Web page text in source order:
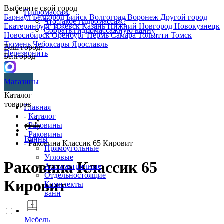
Выберите свой город
БарнаулБелгородБийск ВолгоградВоронеж Другой город
ЕкатеринбургИжевскКазаньНижний Новгород Новокузнецк
НовосибирскОренбургПермьСамараТольятти Томск
ТюменьЧебоксары Ярославль
Перезвонить
Гидромассаж
Что такое гидромассаж?
Собрать гидромассажную ванну
Ваш город:
Белгород
Магазины
Каталог
товаров
Ванны
Прямоугольные
Угловые
Асимметричные
Отдельностоящие
Комплекты
ванн
Мебель
Главная
- Каталог
-Раковины
- Раковины
- Раковина Классик 65 Кировит
Раковина Классик 65
Кировит